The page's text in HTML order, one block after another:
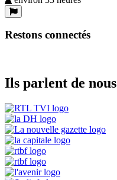
Restons connectés
Ils parlent de nous